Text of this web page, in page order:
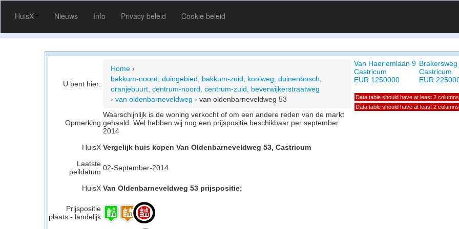
HuisX Nieuws Info Privacy beleid Cookie beleid
U bent hier:
Home ›
bakkum-noord, duingebied, bakkum-zuid, kooiweg, duinenbosch,
oranjebuurt, centrum-noord, centrum-zuid, beverwijkerstraatweg
› van oldenbarneveldweg › van oldenbarneveldweg 53
Opmerking
Waarschijnlijk is de woning verkocht of om een andere reden van de markt
gehaald. Wel hebben wij nog een prijspositie beschikbaar per september
2014
HuisX Vergelijk huis kopen Van Oldenbarneveldweg 53, Castricum
Laatste
peildatum 02-September-2014
HuisX Van Oldenbarneveldweg 53 prijspositie:
Prijspositie
plaats - landelijk
Van Haerlemlaan 9
Castricum
EUR 1250000
Brakersweg
Castricum
EUR
Data table should have at least 2 columns
Data table should have at least 2 columns